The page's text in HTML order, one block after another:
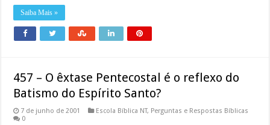
Saiba Mais »
457 – O êxtase Pentecostal é o reflexo do
Batismo do Espírito Santo?
7 de junho de 2001 Escola Bíblica NT, Perguntas e Respostas Bíblicas
0